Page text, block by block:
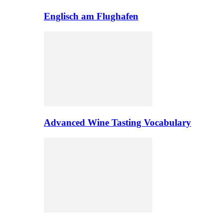
Englisch am Flughafen
Advanced Wine Tasting Vocabulary